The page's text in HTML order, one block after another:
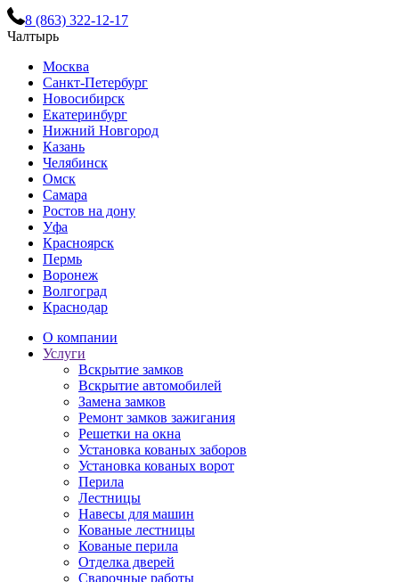
8 (863) 322-12-17
Чалтырь
Москва
Санкт-Петербург
Новосибирск
Екатеринбург
Нижний Новгород
Казань
Челябинск
Омск
Самара
Ростов на дону
Уфа
Красноярск
Пермь
Воронеж
Волгоград
Краснодар
О компании
Услуги
Вскрытие замков
Вскрытие автомобилей
Замена замков
Ремонт замков зажигания
Решетки на окна
Установка кованых заборов
Установка кованых ворот
Перила
Лестницы
Навесы для машин
Кованые лестницы
Кованые перила
Отделка дверей
Сварочные работы